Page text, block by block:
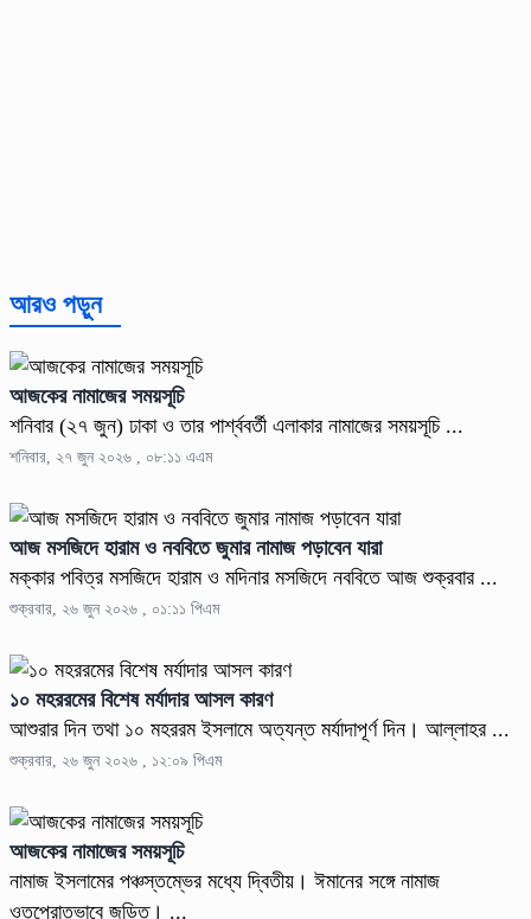
আরও পড়ুন
আজকের নামাজের সময়সূচি
শনিবার (২৭ জুন) ঢাকা ও তার পার্শ্ববর্তী এলাকার নামাজের সময়সূচি ...
শনিবার, ২৭ জুন ২০২৬ , ০৮:১১ এএম
আজ মসজিদে হারাম ও নববিতে জুমার নামাজ পড়াবেন যারা
মক্কার পবিত্র মসজিদে হারাম ও মদিনার মসজিদে নববিতে আজ শুক্রবার ...
শুক্রবার, ২৬ জুন ২০২৬ , ০১:১১ পিএম
১০ মহররমের বিশেষ মর্যাদার আসল কারণ
আশুরার দিন তথা ১০ মহররম ইসলামে অত্যন্ত মর্যাদাপূর্ণ দিন। আল্লাহর ...
শুক্রবার, ২৬ জুন ২০২৬ , ১২:০৯ পিএম
আজকের নামাজের সময়সূচি
নামাজ ইসলামের পঞ্চস্তম্ভের মধ্যে দ্বিতীয়। ঈমানের সঙ্গে নামাজ
ওতপ্রোতভাবে জড়িত। ...